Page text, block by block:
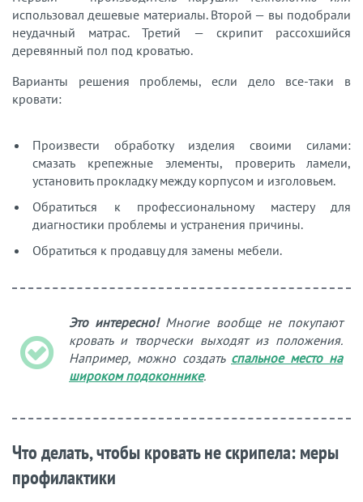
использовал дешевые материалы. Второй — вы подобрали
неудачный матрас. Третий — скрипит рассохшийся
деревянный пол под кроватью.
Варианты решения проблемы, если дело все-таки в
кровати:
Произвести обработку изделия своими силами:
смазать крепежные элементы, проверить ламели,
установить прокладку между корпусом и изголовьем.
Обратиться к профессиональному мастеру для
диагностики проблемы и устранения причины.
Обратиться к продавцу для замены мебели.
Это интересно!Многие вообще не покупают
кровать и творчески выходят из положения.
Например, можно создать спальное место на
широком подоконнике.
Что делать, чтобы кровать не скрипела: меры
профилактики